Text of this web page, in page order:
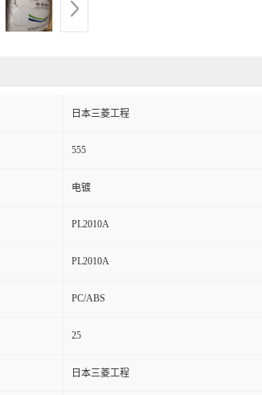
日本三菱工程
555
电镀
PL2010A
PL2010A
PC/ABS
25
日本三菱工程